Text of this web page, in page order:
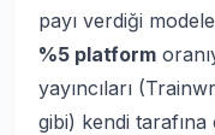
payı verdiği
%5 platform
yayıncıları
gibi) kendi tarafına